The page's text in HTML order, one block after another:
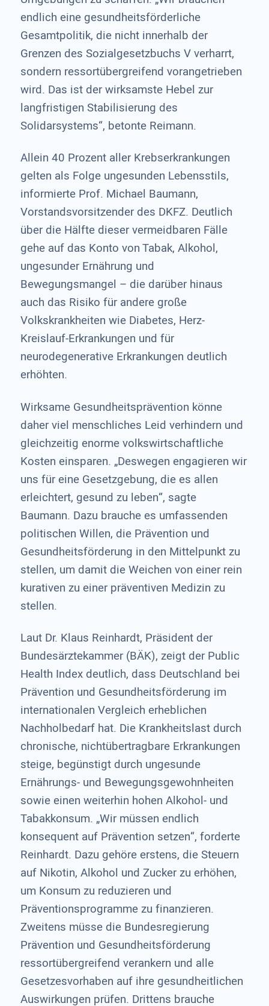
endlich eine gesundheitsförderliche
Gesamtpolitik, die nicht innerhalb der
Grenzen des Sozialgesetzbuchs V verharrt,
sondern ressortübergreifend vorangetrieben
wird. Das ist der wirksamste Hebel zur
langfristigen Stabilisierung des
Solidarsystems“, betonte Reimann.
Allein 40 Prozent aller Krebserkrankungen
gelten als Folge ungesunden Lebensstils,
informierte Prof. Michael Baumann,
Vorstandsvorsitzender des DKFZ. Deutlich
über die Hälfte dieser vermeidbaren Fälle
gehe auf das Konto von Tabak, Alkohol,
ungesunder Ernährung und
Bewegungsmangel – die darüber hinaus
auch das Risiko für andere große
Volkskrankheiten wie Diabetes, Herz-
Kreislauf-Erkrankungen und für
neurodegenerative Erkrankungen deutlich
erhöhten.
Wirksame Gesundheitsprävention könne
daher viel menschliches Leid verhindern und
gleichzeitig enorme volkswirtschaftliche
Kosten einsparen. „Deswegen engagieren wir
uns für eine Gesetzgebung, die es allen
erleichtert, gesund zu leben“, sagte
Baumann. Dazu brauche es umfassenden
politischen Willen, die Prävention und
Gesundheitsförderung in den Mittelpunkt zu
stellen, um damit die Weichen von einer rein
kurativen zu einer präventiven Medizin zu
stellen.
Laut Dr. Klaus Reinhardt, Präsident der
Bundesärztekammer (BÄK), zeigt der Public
Health Index deutlich, dass Deutschland bei
Prävention und Gesundheitsförderung im
internationalen Vergleich erheblichen
Nachholbedarf hat. Die Krankheitslast durch
chronische, nichtübertragbare Erkrankungen
steige, begünstigt durch ungesunde
Ernährungs- und Bewegungsgewohnheiten
sowie einen weiterhin hohen Alkohol- und
Tabakkonsum. „Wir müssen endlich
konsequent auf Prävention setzen“, forderte
Reinhardt. Dazu gehöre erstens, die Steuern
auf Nikotin, Alkohol und Zucker zu erhöhen,
um Konsum zu reduzieren und
Präventionsprogramme zu finanzieren.
Zweitens müsse die Bundesregierung
Prävention und Gesundheitsförderung
ressortübergreifend verankern und alle
Gesetzesvorhaben auf ihre gesundheitlichen
Auswirkungen prüfen. Drittens brauche